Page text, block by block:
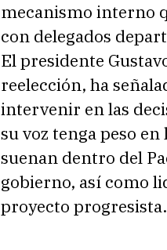
mecanismo interno
con delegados
El presidente
reelección, ha
intervenir en las
su voz tenga peso
suenan dentro del
gobierno, así como
proyecto progresista.